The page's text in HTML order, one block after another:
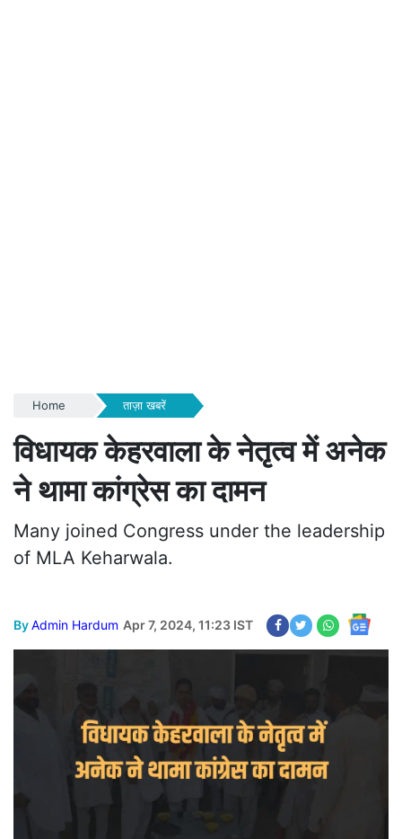
Home ताज़ा खबरें
विधायक केहरवाला के नेतृत्व में अनेक
ने थामा कांग्रेस का दामन
Many joined Congress under the leadership
of MLA Keharwala.
ByAdmin Hardum Apr 7, 2024, 11:23 IST